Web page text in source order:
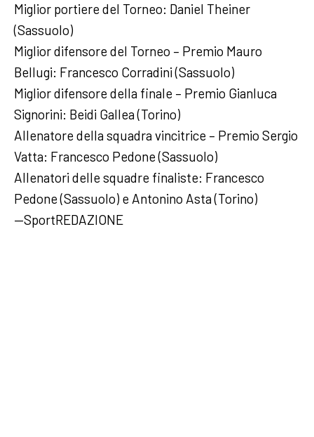
Miglior portiere del Torneo: Daniel Theiner
(Sassuolo)
Miglior difensore del Torneo – Premio Mauro
Bellugi: Francesco Corradini (Sassuolo)
Miglior difensore della finale – Premio Gianluca
Signorini: Beidi Gallea (Torino)
Allenatore della squadra vincitrice – Premio Sergio
Vatta: Francesco Pedone (Sassuolo)
Allenatori delle squadre finaliste: Francesco
Pedone (Sassuolo) e Antonino Asta (Torino)
—SportREDAZIONE